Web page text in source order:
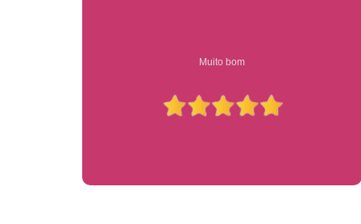
Compre on-line entrega garantido em todo estado de sp